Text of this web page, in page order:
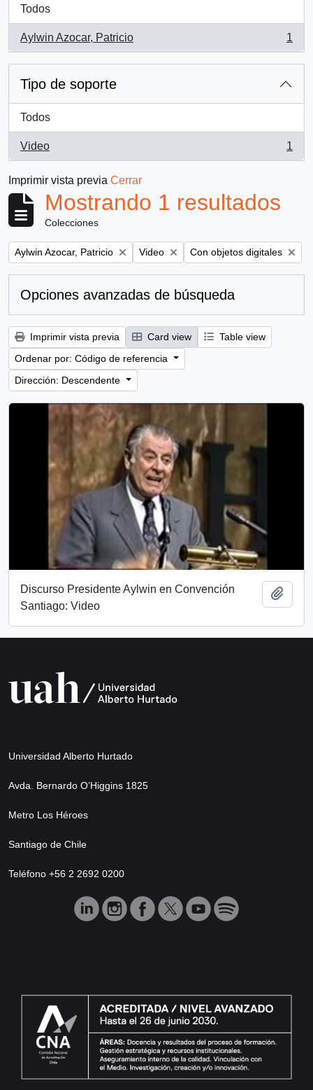
Todos
Aylwin Azocar, Patricio
, 1 resultados
1
Tipo de soporte
Todos
Video
, 1 resultados
1
Imprimir vista previa Cerrar
Mostrando 1 resultados
Colecciones
Remove filter:
Aylwin Azocar, Patricio Remove filter:
Video Remove filter:
Con objetos digitales
Opciones avanzadas de búsqueda
Imprimir vista previa Card view
Table view
Ordenar por: Código de referencia
Dirección: Descendente
Discurso Presidente Aylwin en Convención
Santiago: Video
Universidad Alberto Hurtado
Avda. Bernardo O’Higgins 1825
Metro Los Héroes
Santiago de Chile
Teléfono +56 2 2692 0200